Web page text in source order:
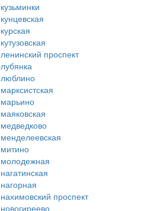
кузьминки
кунцевская
курская
кутузовская
ленинский проспект
лубянка
люблино
марксистская
марьино
маяковская
медведково
менделеевская
митино
молодежная
нагатинская
нагорная
нахимовский проспект
новогиреево